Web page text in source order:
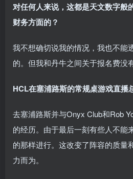
对任何人来说，这都是天文数字般
财务方面的？
我不想确切说我的情况，我也不能
的。但我和丹牛之间关于报名费没
HCL在塞浦路斯的常规桌游戏直播
去塞浦路斯并与Onyx Club和Rob
的经历。由于最后一刻有些人不能
的那样进行。这改变了阵容的质量
力而为。